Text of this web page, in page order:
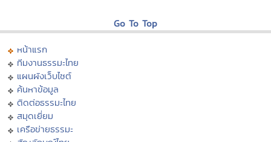
Go To Top
หน้าแรก
ทีมงานธรรมะไทย
แผนผังเว็บไซต์
ค้นหาข้อมูล
ติดต่อธรรมะไทย
สมุดเยี่ยม
เครือข่ายธรรมะ